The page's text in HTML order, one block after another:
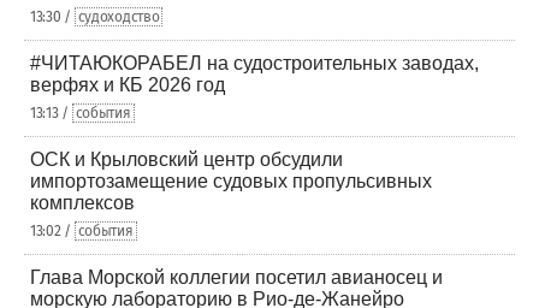
13:30 / судоходство
#ЧИТАЮКОРАБЕЛ на судостроительных заводах,
верфях и КБ 2026 год
13:13 / события
ОСК и Крыловский центр обсудили
импортозамещение судовых пропульсивных
комплексов
13:02 / события
Глава Морской коллегии посетил авианосец и
морскую лабораторию в Рио-де-Жанейро